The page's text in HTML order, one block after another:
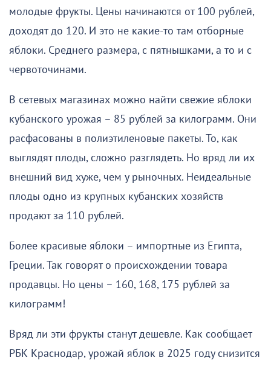
молодые фрукты. Цены начинаются от 100 рублей,
доходят до 120. И это не какие-то там отборные
яблоки. Среднего размера, с пятнышками, а то и с
червоточинами.
В сетевых магазинах можно найти свежие яблоки
кубанского урожая – 85 рублей за килограмм. Они
расфасованы в полиэтиленовые пакеты. То, как
выглядят плоды, сложно разглядеть. Но вряд ли их
внешний вид хуже, чем у рыночных. Неидеальные
плоды одно из крупных кубанских хозяйств
продают за 110 рублей.
Более красивые яблоки – импортные из Египта,
Греции. Так говорят о происхождении товара
продавцы. Но цены – 160, 168, 175 рублей за
килограмм!
Вряд ли эти фрукты станут дешевле. Как сообщает
РБК Краснодар, урожай яблок в 2025 году снизится